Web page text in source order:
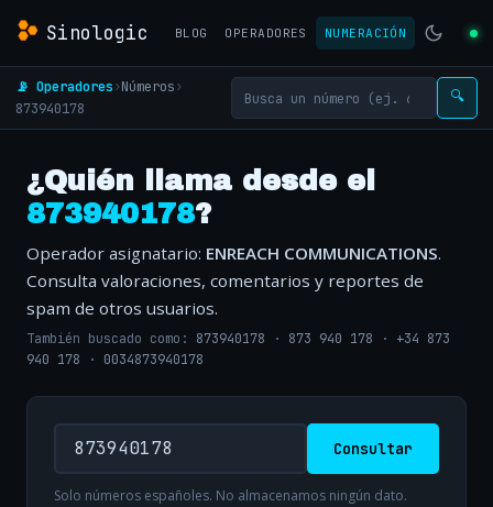
Sinologic BLOG OPERADORES NUMERACIÓN
📡 Operadores›Números›
873940178
🔍
¿Quién llama desde el
873940178?
Operador asignatario: ENREACH COMMUNICATIONS.
Consulta valoraciones, comentarios y reportes de
spam de otros usuarios.
También buscado como: 873940178 · 873 940 178 · +34 873
940 178 · 0034873940178
Consultar
Solo números españoles. No almacenamos ningún dato.